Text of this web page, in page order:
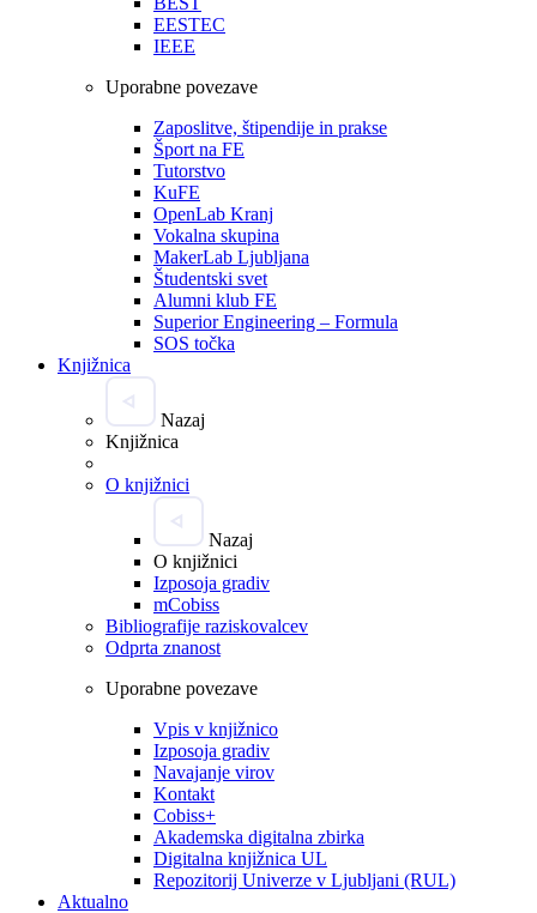
EESTEC
IEEE
Uporabne povezave
Zaposlitve, štipendije in prakse
Šport na FE
Tutorstvo
KuFE
OpenLab Kranj
Vokalna skupina
MakerLab Ljubljana
Študentski svet
Alumni klub FE
Superior Engineering – Formula
SOS točka
Knjižnica
Nazaj
Knjižnica
O knjižnici
Nazaj
O knjižnici
Izposoja gradiv
mCobiss
Bibliografije raziskovalcev
Odprta znanost
Uporabne povezave
Vpis v knjižnico
Izposoja gradiv
Navajanje virov
Kontakt
Cobiss+
Akademska digitalna zbirka
Digitalna knjižnica UL
Repozitorij Univerze v Ljubljani (RUL)
Aktualno